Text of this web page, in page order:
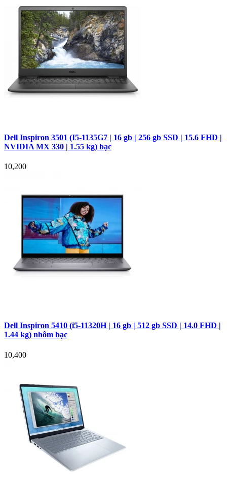
Dell Inspiron 3501 (I5-1135G7 | 16 gb | 256 gb SSD | 15.6 FHD |
NVIDIA MX 330 | 1.55 kg) bạc
10,200
Dell Inspiron 5410 (i5-11320H | 16 gb | 512 gb SSD | 14.0 FHD |
1.44 kg) nhôm bạc
10,400